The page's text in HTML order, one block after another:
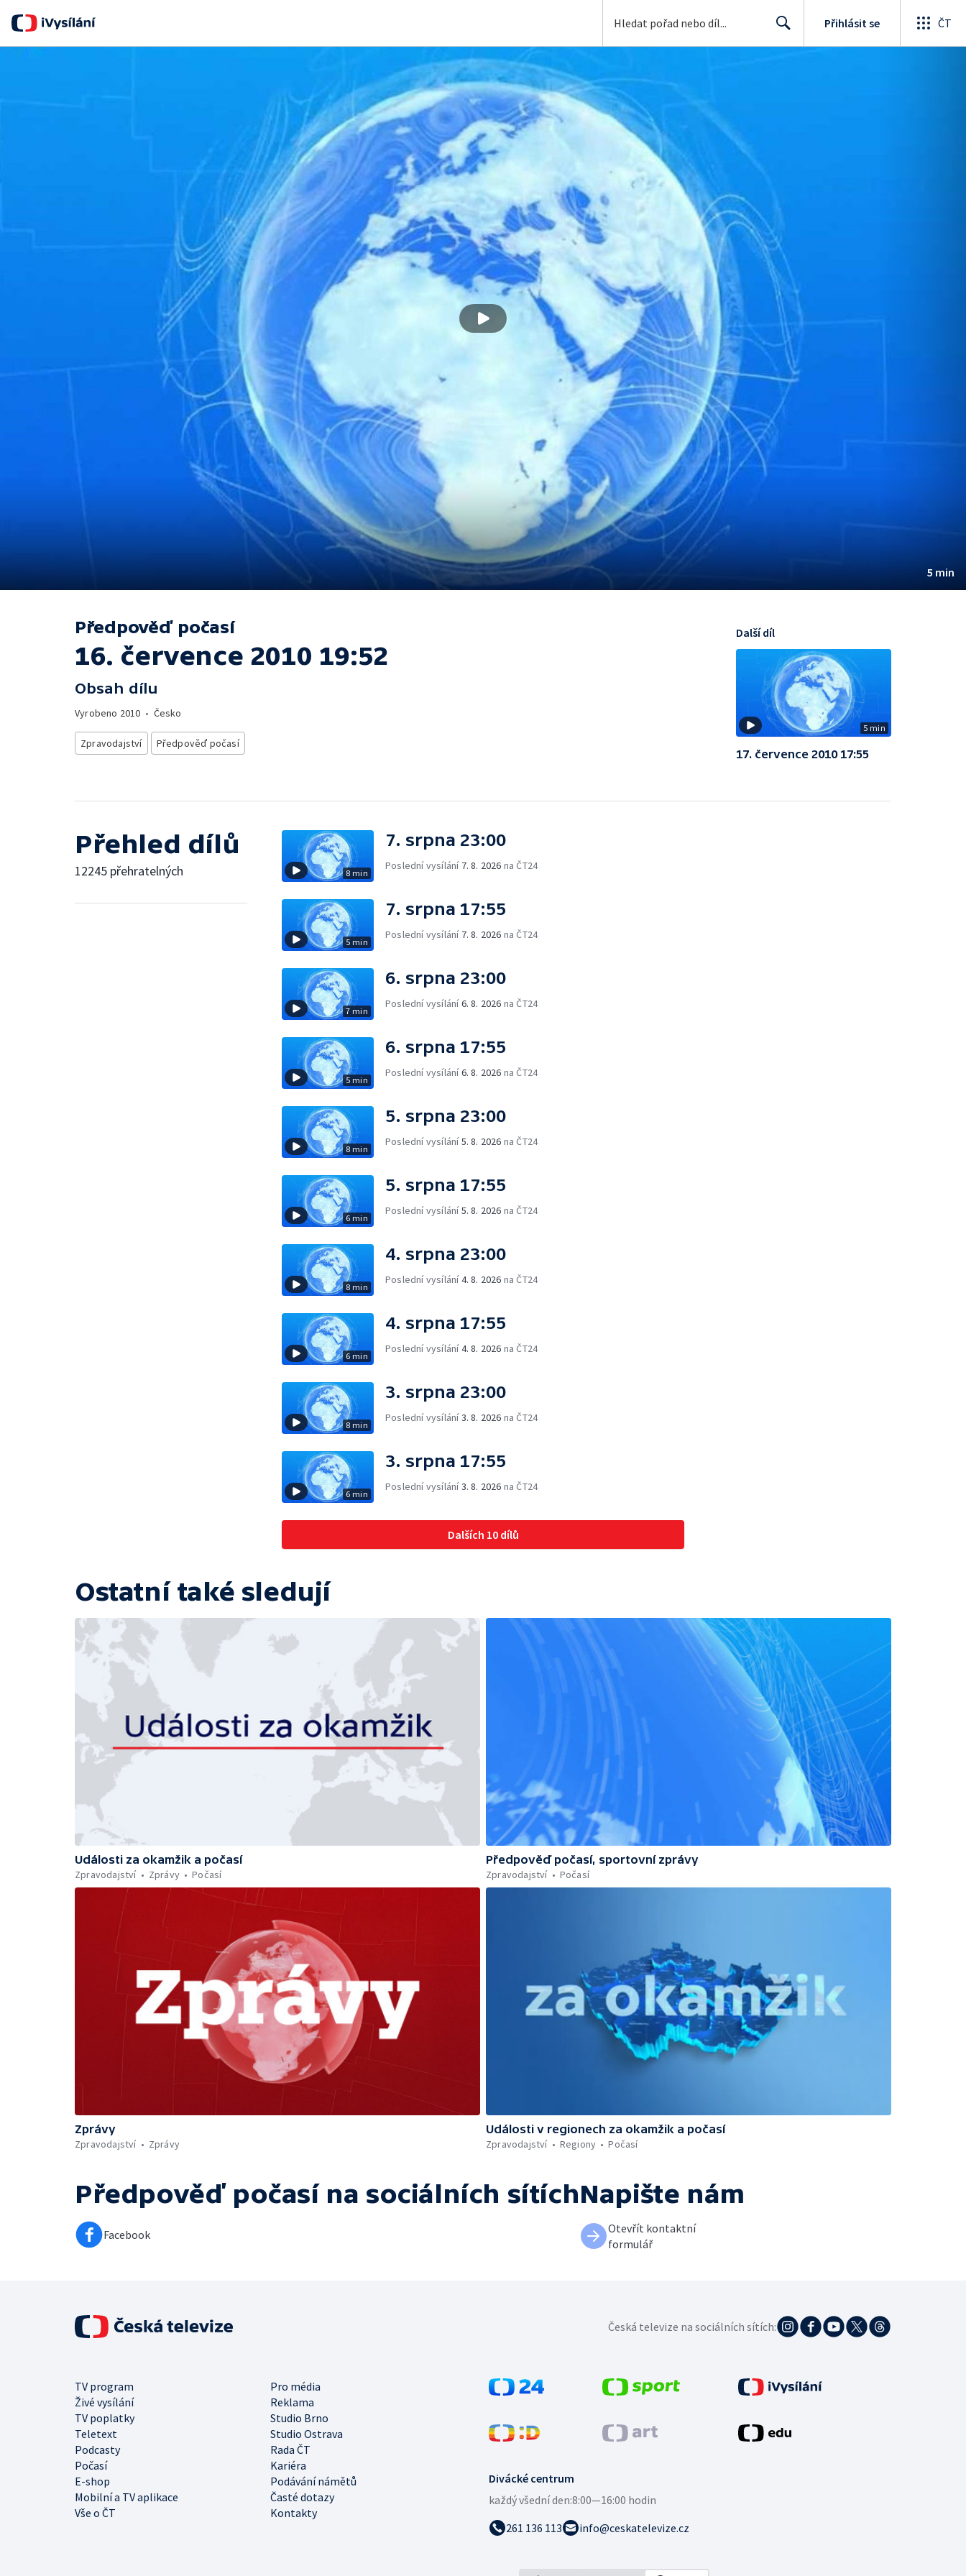
Přihlásit se ČT
5 min
Předpověď počasí
16. července 2010 19:52
Obsah dílu
Vyrobeno 2010 • Česko
Zpravodajství Předpověď počasí
5 min
Další díl
17. července 2010 17:55
Přehled dílů
12245 přehratelných 8 min
7. srpna 23:00
Poslední vysílání 7. 8. 2026 na ČT24
5 min
7. srpna 17:55
Poslední vysílání 7. 8. 2026 na ČT24
7 min
6. srpna 23:00
Poslední vysílání6. 8. 2026 na ČT24
5 min
6. srpna 17:55
Poslední vysílání6. 8. 2026 na ČT24
8 min
5. srpna 23:00
Poslední vysílání5. 8. 2026 na ČT24
6 min
5. srpna 17:55
Poslední vysílání5. 8. 2026 na ČT24
8 min
4. srpna 23:00
Poslední vysílání4. 8. 2026 na ČT24
6 min
4. srpna 17:55
Poslední vysílání4. 8. 2026 na ČT24
8 min
3. srpna 23:00
Poslední vysílání3. 8. 2026 na ČT24
6 min
3. srpna 17:55
Poslední vysílání3. 8. 2026 na ČT24
Dalších 10 dílů
Ostatní také sledují
Události za okamžik a počasí
Zpravodajství
Zprávy Počasí
Předpověď počasí, sportovní zprávy
Zpravodajství
Počasí
Zprávy
Zpravodajství
Zprávy
Události v regionech za okamžik a počasí
Zpravodajství
Regiony Počasí
Předpověď počasí na sociálních sítích
Facebook
Napište nám
Otevřít kontaktní
formulář
Divácké centrum
každý všední den:8:00—16:00 hodin
261 136 113
info@ceskatelevize.cz
TV program
Pro média
Živé vysílání
Reklama
TV poplatky
Studio Brno
Teletext
Studio Ostrava
Podcasty
Rada ČT
Počasí
Kariéra
E-shop
Podávání námětů
Mobilní a TV aplikace
Časté dotazy
Vše o ČT
Kontakty
Česká televize na sociálních sítích: